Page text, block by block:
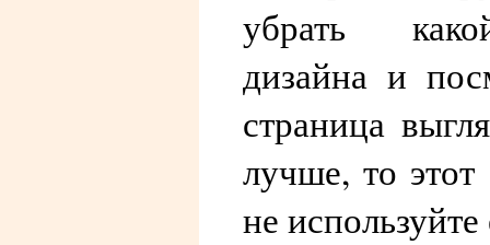
убрать
дизайна и
страница
лучше, то
не используйте